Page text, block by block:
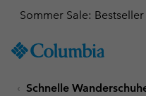
TO
SKIP
Sommer Sale:
Schnelle